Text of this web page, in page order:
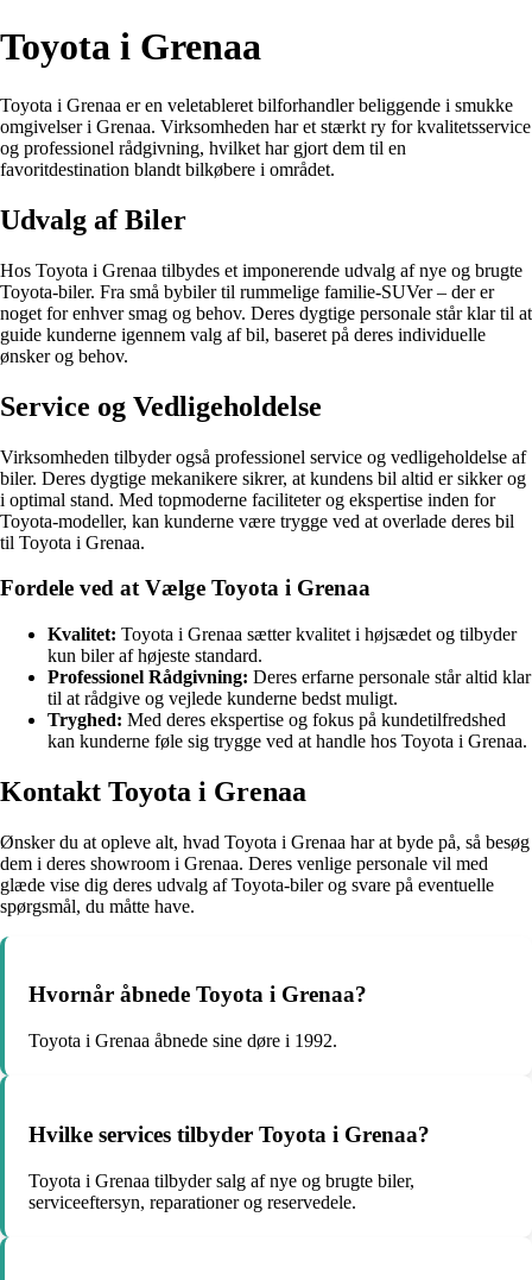
Toyota i Grenaa
Toyota i Grenaa er en veletableret bilforhandler beliggende i smukke
omgivelser i Grenaa. Virksomheden har et stærkt ry for kvalitetsservice
og professionel rådgivning, hvilket har gjort dem til en
favoritdestination blandt bilkøbere i området.
Udvalg af Biler
Hos Toyota i Grenaa tilbydes et imponerende udvalg af nye og brugte
Toyota-biler. Fra små bybiler til rummelige familie-SUVer – der er
noget for enhver smag og behov. Deres dygtige personale står klar til at
guide kunderne igennem valg af bil, baseret på deres individuelle
ønsker og behov.
Service og Vedligeholdelse
Virksomheden tilbyder også professionel service og vedligeholdelse af
biler. Deres dygtige mekanikere sikrer, at kundens bil altid er sikker og
i optimal stand. Med topmoderne faciliteter og ekspertise inden for
Toyota-modeller, kan kunderne være trygge ved at overlade deres bil
til Toyota i Grenaa.
Fordele ved at Vælge Toyota i Grenaa
Kvalitet: Toyota i Grenaa sætter kvalitet i højsædet og tilbyder
kun biler af højeste standard.
Professionel Rådgivning: Deres erfarne personale står altid klar
til at rådgive og vejlede kunderne bedst muligt.
Tryghed: Med deres ekspertise og fokus på kundetilfredshed
kan kunderne føle sig trygge ved at handle hos Toyota i Grenaa.
Kontakt Toyota i Grenaa
Ønsker du at opleve alt, hvad Toyota i Grenaa har at byde på, så besøg
dem i deres showroom i Grenaa. Deres venlige personale vil med
glæde vise dig deres udvalg af Toyota-biler og svare på eventuelle
spørgsmål, du måtte have.
Hvornår åbnede Toyota i Grenaa?
Toyota i Grenaa åbnede sine døre i 1992.
Hvilke services tilbyder Toyota i Grenaa?
Toyota i Grenaa tilbyder salg af nye og brugte biler,
serviceeftersyn, reparationer og reservedele.